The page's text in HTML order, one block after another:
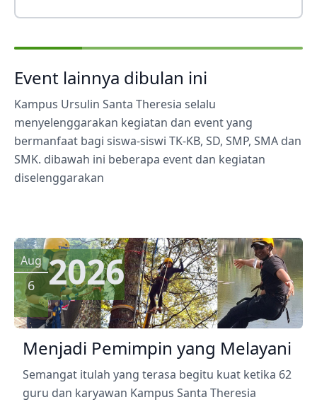
Event lainnya dibulan ini
Kampus Ursulin Santa Theresia selalu
menyelenggarakan kegiatan dan event yang
bermanfaat bagi siswa-siswi TK-KB, SD, SMP, SMA dan
SMK. dibawah ini beberapa event dan kegiatan
diselenggarakan
Aug
6 2026
Menjadi Pemimpin yang Melayani
Semangat itulah yang terasa begitu kuat ketika 62
guru dan karyawan Kampus Santa Theresia